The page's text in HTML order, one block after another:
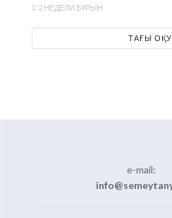
2 НЕДЕЛИ БҰРЫН
ТАҒЫ
e-mail: